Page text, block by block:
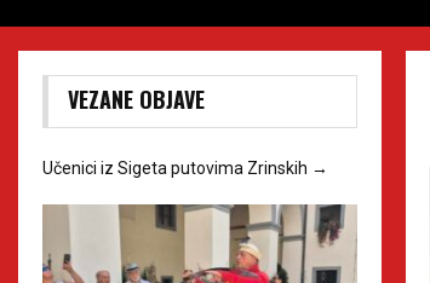
VEZANE OBJAVE
Učenici iz Sigeta putovima Zrinskih →